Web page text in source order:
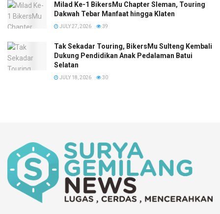
Milad Ke-1 BikersMu Chapter Sleman, Touring
Dakwah Tebar Manfaat hingga Klaten
JULY 27, 2026 39
Tak Sekadar Touring, BikersMu Sulteng Kembali
Dukung Pendidikan Anak Pedalaman Batui
Selatan
JULY 18, 2026 30